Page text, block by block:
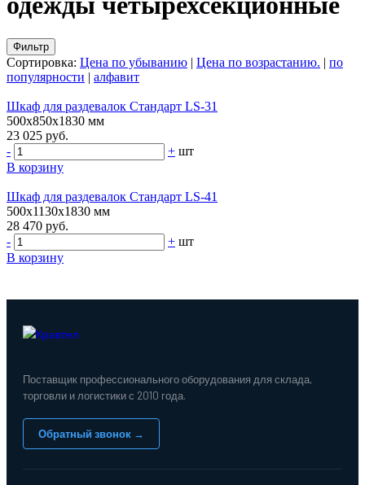
Фильтр
Сортировка: Цена по убыванию | Цена по возрастанию. | по
популярности | алфавит
Шкаф для раздевалок Стандарт LS-31
500х850х1830 мм
23 025 руб.
-
+ шт
В корзину
Шкаф для раздевалок Стандарт LS-41
500х1130х1830 мм
28 470 руб.
-
+ шт
В корзину
Поставщик профессионального оборудования для склада,
торговли и логистики с 2010 года.
Обратный звонок →